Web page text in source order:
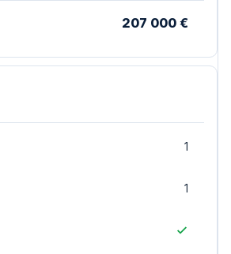
207 000 €
1
1